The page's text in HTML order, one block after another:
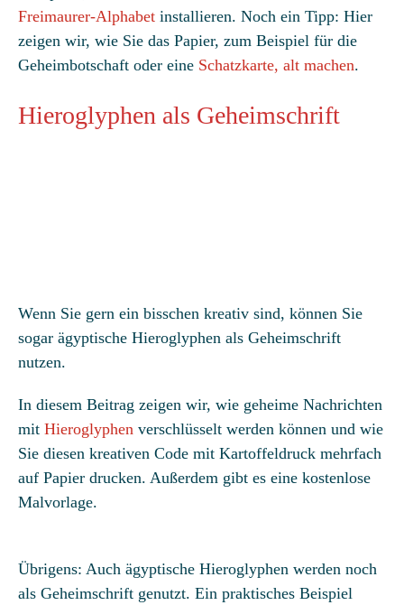
Freimaurer-Alphabet installieren. Noch ein Tipp: Hier
zeigen wir, wie Sie das Papier, zum Beispiel für die
Geheimbotschaft oder eine Schatzkarte, alt machen.
Hieroglyphen als Geheimschrift
Wenn Sie gern ein bisschen kreativ sind, können Sie
sogar ägyptische Hieroglyphen als Geheimschrift
nutzen.
In diesem Beitrag zeigen wir, wie geheime Nachrichten
mit Hieroglyphen verschlüsselt werden können und wie
Sie diesen kreativen Code mit Kartoffeldruck mehrfach
auf Papier drucken. Außerdem gibt es eine kostenlose
Malvorlage.
Übrigens: Auch ägyptische Hieroglyphen werden noch
als Geheimschrift genutzt. Ein praktisches Beispiel